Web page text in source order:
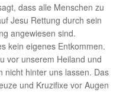
dass alle Menschen zu
Jesu Rettung durch sein
angewiesen sind.
kein eigenes Entkommen.
vor unserem Heiland und
nicht hinter uns lassen. Das
und Kruzifixe vor Augen